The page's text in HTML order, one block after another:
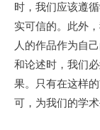
时，我们应该遵
实可信的。此外
人的作品作为自
和论述时，我们
果。只有在这样
可，为我们的学